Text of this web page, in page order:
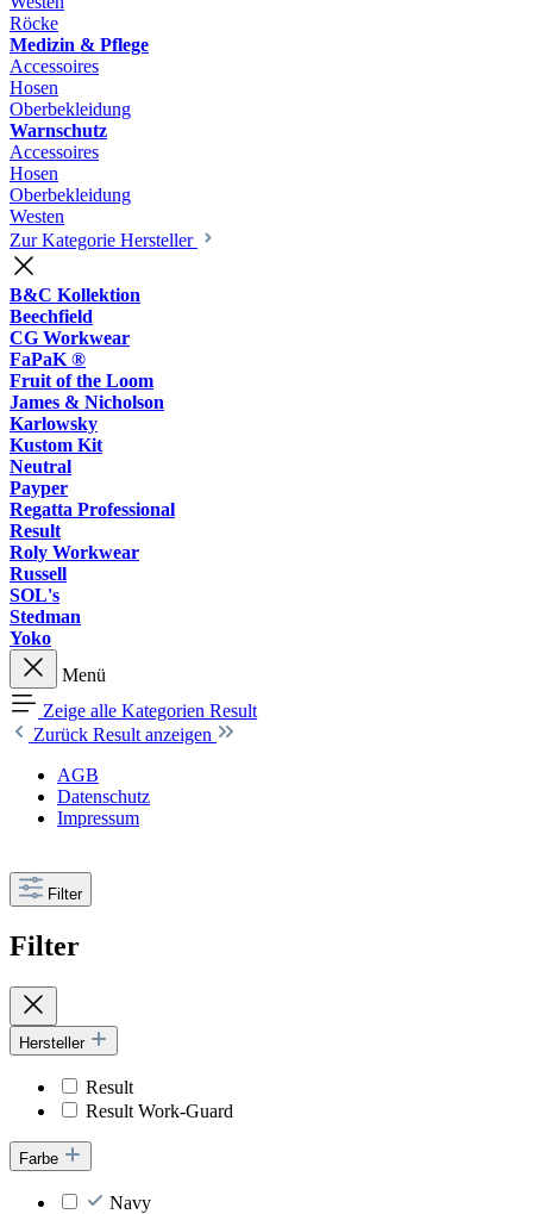
Röcke
Medizin & Pflege
Accessoires
Hosen
Oberbekleidung
Warnschutz
Accessoires
Hosen
Oberbekleidung
Westen
Zur Kategorie Hersteller
B&C Kollektion
Beechfield
CG Workwear
FaPaK ®
Fruit of the Loom
James & Nicholson
Karlowsky
Kustom Kit
Neutral
Payper
Regatta Professional
Result
Roly Workwear
Russell
SOL's
Stedman
Yoko
Menü
Zeige alle Kategorien Result
Zurück Result anzeigen
AGB
Datenschutz
Impressum
Filter
Filter
Hersteller
Result
Result Work-Guard
Farbe
Navy